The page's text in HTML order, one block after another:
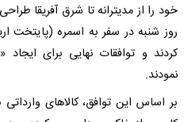
خود را از مدیترانه تا شرق آفریقا
روز شنبه در سفر به اسمره (پایتخت
کردند و توافقات نهایی برای
نمودند.
بر اساس این توافق، کالاهای وارداتی